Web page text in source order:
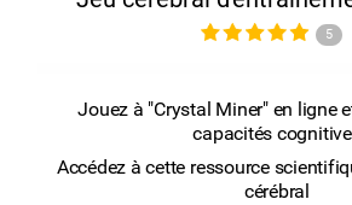
5
Jouez à "Crystal Miner" en ligne
capacités
Accédez à cette ressource
cérébral